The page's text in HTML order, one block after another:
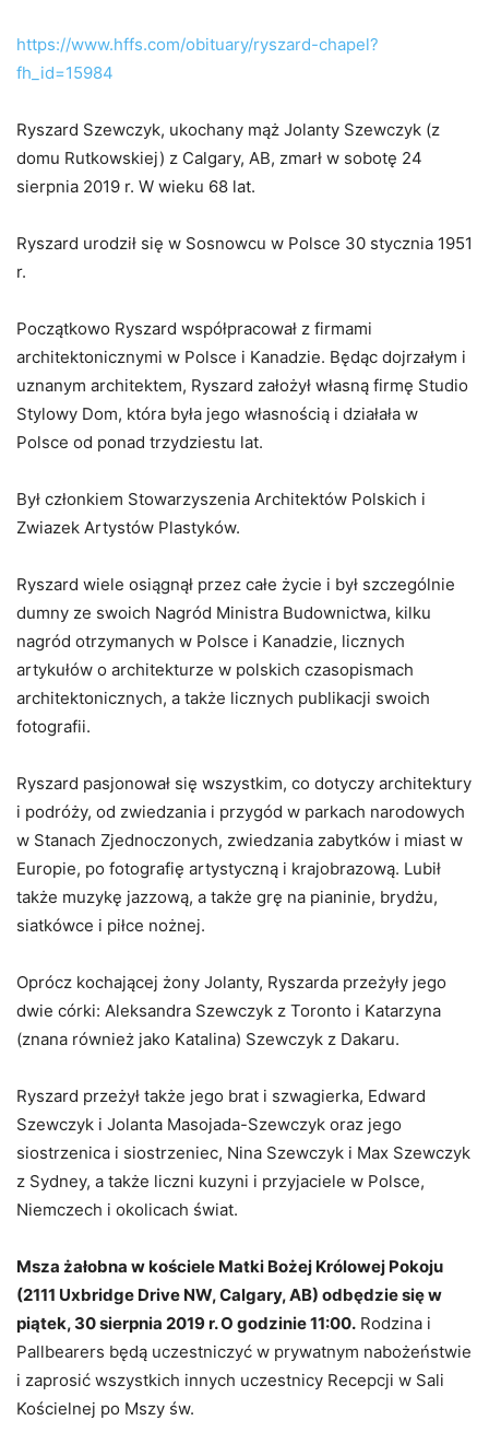
https://www.hffs.com/obituary/ryszard-chapel?
fh_id=15984
Ryszard Szewczyk, ukochany mąż Jolanty Szewczyk (z
domu Rutkowskiej) z Calgary, AB, zmarł w sobotę 24
sierpnia 2019 r. W wieku 68 lat.
Ryszard urodził się w Sosnowcu w Polsce 30 stycznia 1951
r.
Początkowo Ryszard współpracował z firmami
architektonicznymi w Polsce i Kanadzie. Będąc dojrzałym i
uznanym architektem, Ryszard założył własną firmę Studio
Stylowy Dom, która była jego własnością i działała w
Polsce od ponad trzydziestu lat.
Był członkiem Stowarzyszenia Architektów Polskich i
Zwiazek Artystów Plastyków.
Ryszard wiele osiągnął przez całe życie i był szczególnie
dumny ze swoich Nagród Ministra Budownictwa, kilku
nagród otrzymanych w Polsce i Kanadzie, licznych
artykułów o architekturze w polskich czasopismach
architektonicznych, a także licznych publikacji swoich
fotografii.
Ryszard pasjonował się wszystkim, co dotyczy architektury
i podróży, od zwiedzania i przygód w parkach narodowych
w Stanach Zjednoczonych, zwiedzania zabytków i miast w
Europie, po fotografię artystyczną i krajobrazową. Lubił
także muzykę jazzową, a także grę na pianinie, brydżu,
siatkówce i piłce nożnej.
Oprócz kochającej żony Jolanty, Ryszarda przeżyły jego
dwie córki: Aleksandra Szewczyk z Toronto i Katarzyna
(znana również jako Katalina) Szewczyk z Dakaru.
Ryszard przeżył także jego brat i szwagierka, Edward
Szewczyk i Jolanta Masojada-Szewczyk oraz jego
siostrzenica i siostrzeniec, Nina Szewczyk i Max Szewczyk
z Sydney, a także liczni kuzyni i przyjaciele w Polsce,
Niemczech i okolicach świat.
Msza żałobna w kościele Matki Bożej Królowej Pokoju
(2111 Uxbridge Drive NW, Calgary, AB) odbędzie się w
piątek, 30 sierpnia 2019 r. O godzinie 11:00. Rodzina i
Pallbearers będą uczestniczyć w prywatnym nabożeństwie
i zaprosić wszystkich innych uczestnicy Recepcji w Sali
Kościelnej po Mszy św.